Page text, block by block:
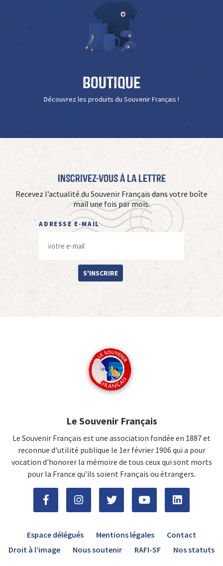
Boutique
Découvrez les produits du Souvenir Français !
Inscrivez-vous à La Lettre
Recevez l’actualité du Souvenir Français dans votre boîte
mail une fois par mois.
ADRESSE E-MAIL
S'INSCRIRE
Le Souvenir Français
Le Souvenir Français est une association fondée en 1887 et
reconnue d’utilité publique le 1er février 1906 qui a pour
vocation d'honorer la mémoire de tous ceux qui sont morts
pour la France qu’ils soient Français ou étrangers.
Espace délégués Mentions légales
Contact
Droit à l’image
Nous soutenir RAFI-SF Nos statuts